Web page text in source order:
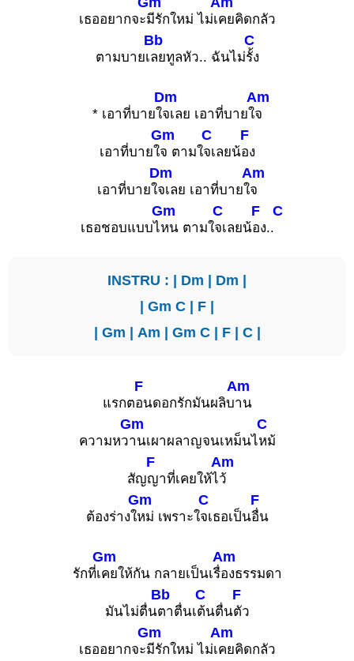
เธออยากจะมีรักใหม่ ไม่เคยคิดกลัว
ตามบายเ
Bb
ลยทูลหัว.. ฉันไม่
C
รั้ง
* เอาที่บายใ
Dm
จเลย เอาที่บายใ
Am
จ
เอาที่บายใ
Gm
จ ตามใ
C
จเลยน้
F
อง
เอาที่บายใ
Dm
จเลย เอาที่บายใ
Am
จ
เธอชอบแบบไ
Gm
หน ตามใ
C
จเลยน้
F
อง..
C
INSTRU : | Dm | Dm |
| Gm C | F |
| Gm | Am | Gm C| F| C|
แรกต
F
อนดอกรักมันผลิบ
Am
าน
ความหว
Gm
านเผาผลาญจนเหม็นไ
C
หม้
สัญ
F
ญาที่เคยให้ไ
Am
ว้
ต้องร่างใ
Gm
หม่ เพราะใ
C
จเธอเป็น
F
อื่น
รักที่เ
Gm
คยให้กัน กลายเป็นเรื่
Am
องธรรมดา
มันไม่ตื่น
Bb
ตาตื่นเ
C
ต้นตื่น
F
ตัว
เธออยากจะ
Gm
มีรักใหม่ ไม่เ
Am
คยคิดกลัว